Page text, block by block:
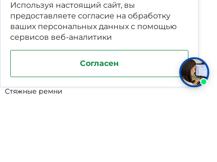
Технические мойки
Биопрепараты
Сигнализатор уровня
Подставка под жироуловители
Фильтр-мешки для пескоуловителей
Стяжные ремни
Используя настоящий сайт, вы
предоставляете согласие на обработку
ваших персональных данных с помощью
сервисов веб-аналитики
Согласен